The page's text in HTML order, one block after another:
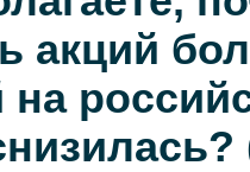
акций
на